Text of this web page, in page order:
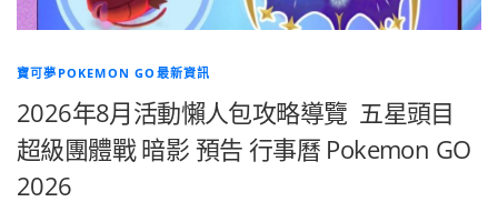
寶可夢POKEMON GO最新資訊
2026年8月活動懶人包攻略導覽 五星頭目
超級團體戰 暗影 預告 行事曆 Pokemon GO
2026